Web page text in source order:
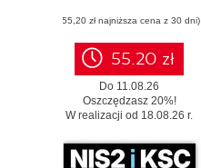
(55,20 zł najniższa cena z 30 dni)
55.20 zł
Do 11.08.26
Oszczędzasz 20%!
W realizacji od 18.08.26 r.